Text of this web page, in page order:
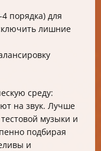
порядка) для
лишние
среду:
на звук. Лучше
музыки и
подбирая
и